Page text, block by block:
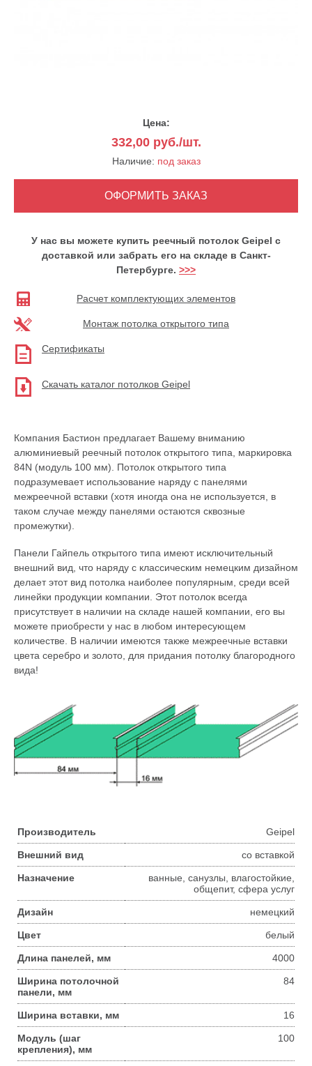
Цена:
332,00руб./шт.
Наличие: под заказ
У нас вы можете купить реечный потолок Geipel с
доставкой или забрать его на складе в Санкт-
Петербурге. >>>
Расчет комплектующих элементов
Монтаж потолка открытого типа
Сертификаты
Скачать каталог потолков Geipel
Компания Бастион предлагает Вашему вниманию
алюминиевый реечный потолок открытого типа, маркировка
84N (модуль 100 мм). Потолок открытого типа
подразумевает использование наряду с панелями
межреечной вставки (хотя иногда она не используется, в
таком случае между панелями остаются сквозные
промежутки).
Панели Гайпель открытого типа имеют исключительный
внешний вид, что наряду с классическим немецким дизайном
делает этот вид потолка наиболее популярным, среди всей
линейки продукции компании. Этот потолок всегда
присутствует в наличии на складе нашей компании, его вы
можете приобрести у нас в любом интересующем
количестве. В наличии имеются также межреечные вставки
цвета серебро и золото, для придания потолку благородного
вида!
Производитель Geipel
Внешний вид со вставкой
Назначение
ванные, санузлы, влагостойкие,
общепит, сфера услуг
Дизайн немецкий
Цвет белый
Длина панелей, мм 4000
Ширина потолочной
панели, мм
84
Ширина вставки, мм 16
Модуль (шаг
крепления), мм
100